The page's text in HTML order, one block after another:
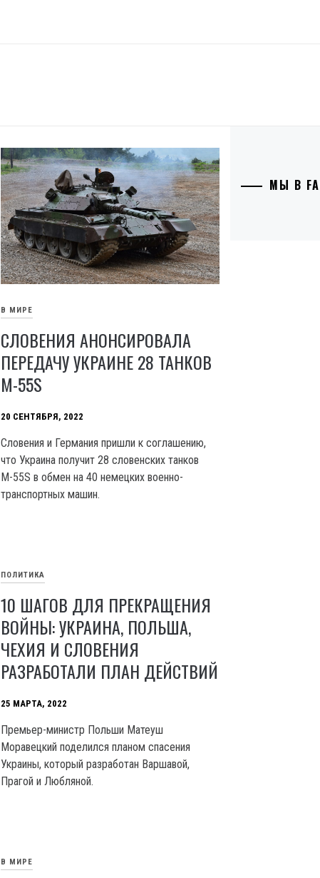
В МИРЕ
СЛОВЕНИЯ АНОНСИРОВАЛА
ПЕРЕДАЧУ УКРАИНЕ 28 ТАНКОВ
М-55S
20 СЕНТЯБРЯ, 2022
Словения и Германия пришли к соглашению,
что Украина получит 28 словенских танков
М-55S в обмен на 40 немецких военно-
транспортных машин.
ПОЛИТИКА
10 ШАГОВ ДЛЯ ПРЕКРАЩЕНИЯ
ВОЙНЫ: УКРАИНА, ПОЛЬША,
ЧЕХИЯ И СЛОВЕНИЯ
РАЗРАБОТАЛИ ПЛАН ДЕЙСТВИЙ
25 МАРТА, 2022
Премьер-министр Польши Матеуш
Моравецкий поделился планом спасения
Украины, который разработан Варшавой,
Прагой и Любляной.
В МИРЕ
МЫ В